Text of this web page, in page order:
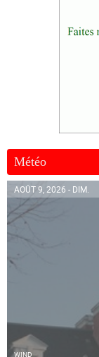
Météo
AOÛT 9, 2026 - DIM.
WIND